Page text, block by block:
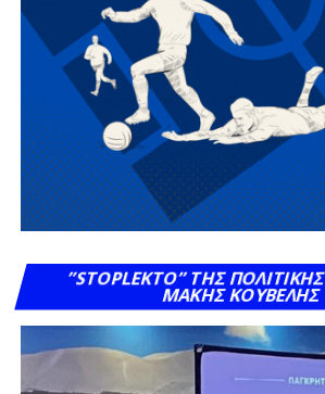
”STOPLEKTO” ΤΗΣ
ΜΆΚΗΣ ΚΟΥΒΈΛΗΣ